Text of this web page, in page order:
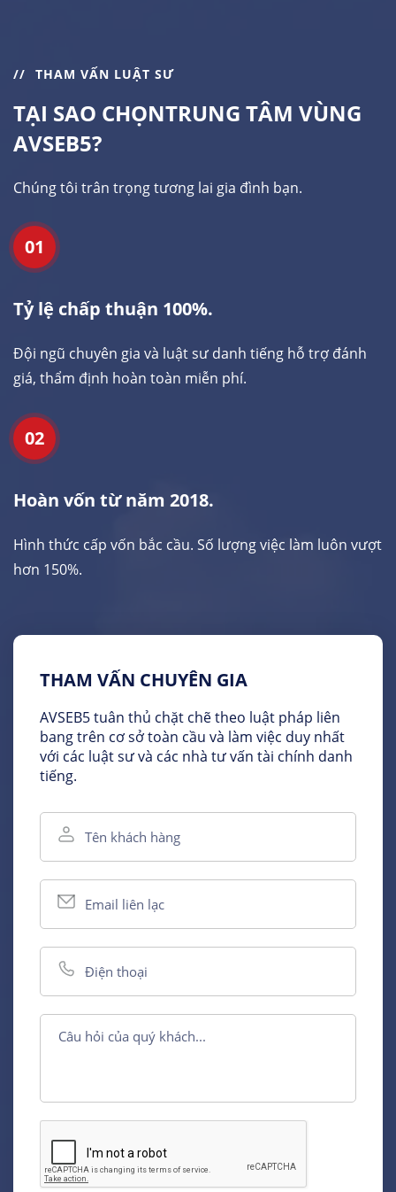
THAM VẤN CHUYÊN GIA
AVSEB5 tuân thủ chặt chẽ theo luật pháp liên
bang trên cơ sở toàn cầu và làm việc duy nhất
với các luật sư và các nhà tư vấn tài chính danh
tiếng.
THAM VẤN LUẬT SƯ
TẠI SAO CHỌNTRUNG TÂM VÙNG
AVSEB5?
Chúng tôi trân trọng tương lai gia đình bạn.
01
Tỷ lệ chấp thuận 100%.
Đội ngũ chuyên gia và luật sư danh tiếng hỗ trợ đánh
giá, thẩm định hoàn toàn miễn phí.
02
Hoàn vốn từ năm 2018.
Hình thức cấp vốn bắc cầu. Số lượng việc làm luôn vượt
hơn 150%.